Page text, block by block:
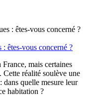
: êtes-vous concerné ?
France, mais certaines
Cette réalité soulève une
dans quelle mesure leur
habitation ?